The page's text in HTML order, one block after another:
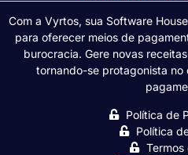
Com a Vyrtos, sua Software
para oferecer meios de
burocracia. Gere novas
tornando-se protagonista no
Política de
Política
Termos